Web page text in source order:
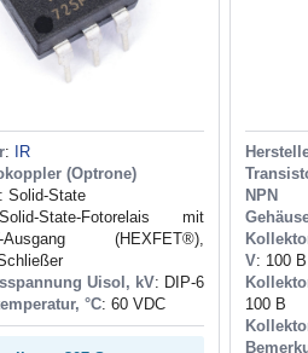
:
IR
(Optrone)
: Solid-State
State-Fotorelais mit
Ausgang (HEXFET®),
Uisol, kV: DIP-6
°C: 60 VDC
NPN
V: 100 В
100 В